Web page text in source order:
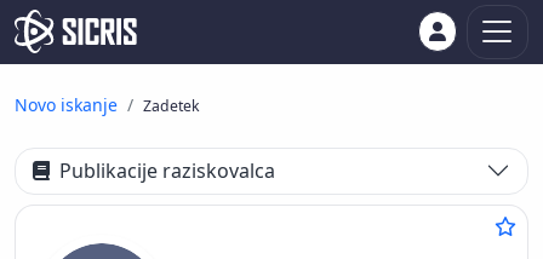
Novo iskanje Zadetek
Publikacije raziskovalca